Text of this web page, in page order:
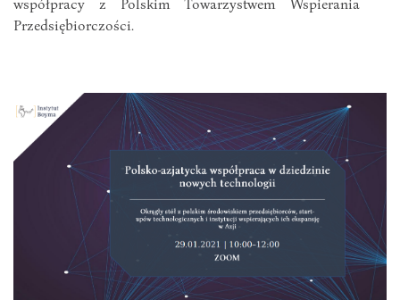
Przedsiębiorczości.